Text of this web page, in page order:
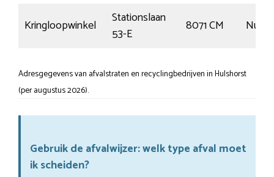
Kringloopwinkel
Stationslaan
53-E
8071 CM
Adresgegevens van afvalstraten en recyclingbedrijven in Hulshorst
(per augustus 2026).
Gebruik de afvalwijzer: welk type afval moet
ik scheiden?